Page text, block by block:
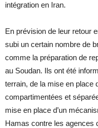
intégration en Iran.
En prévision de leur retour
subi un certain nombre de
comme la préparation de
au Soudan. Ils ont été
terrain, de la mise en place
compartimentées et
mise en place d’un
Hamas contre les agences